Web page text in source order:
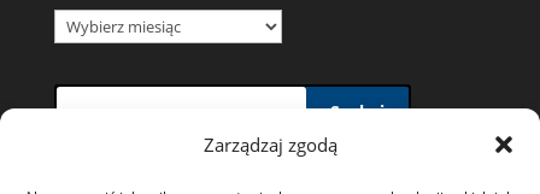
Zarządzaj zgodą
Archiwum
Szukaj